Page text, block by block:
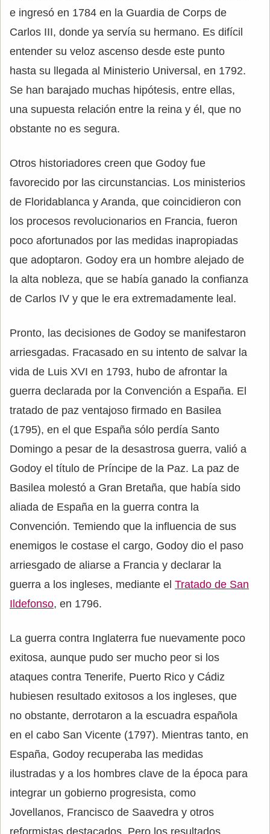
e ingresó en 1784 en la Guardia de Corps de
Carlos III, donde ya servía su hermano. Es difícil
entender su veloz ascenso desde este punto
hasta su llegada al Ministerio Universal, en 1792.
Se han barajado muchas hipótesis, entre ellas,
una supuesta relación entre la reina y él, que no
obstante no es segura.
Otros historiadores creen que Godoy fue
favorecido por las circunstancias. Los ministerios
de Floridablanca y Aranda, que coincidieron con
los procesos revolucionarios en Francia, fueron
poco afortunados por las medidas inapropiadas
que adoptaron. Godoy era un hombre alejado de
la alta nobleza, que se había ganado la confianza
de Carlos IV y que le era extremadamente leal.
Pronto, las decisiones de Godoy se manifestaron
arriesgadas. Fracasado en su intento de salvar la
vida de Luis XVI en 1793, hubo de afrontar la
guerra declarada por la Convención a España. El
tratado de paz ventajoso firmado en Basilea
(1795), en el que España sólo perdía Santo
Domingo a pesar de la desastrosa guerra, valió a
Godoy el título de Príncipe de la Paz. La paz de
Basilea molestó a Gran Bretaña, que había sido
aliada de España en la guerra contra la
Convención. Temiendo que la influencia de sus
enemigos le costase el cargo, Godoy dio el paso
arriesgado de aliarse a Francia y declarar la
guerra a los ingleses, mediante el Tratado de San
Ildefonso, en 1796.
La guerra contra Inglaterra fue nuevamente poco
exitosa, aunque pudo ser mucho peor si los
ataques contra Tenerife, Puerto Rico y Cádiz
hubiesen resultado exitosos a los ingleses, que
no obstante, derrotaron a la escuadra española
en el cabo San Vicente (1797). Mientras tanto, en
España, Godoy recuperaba las medidas
ilustradas y a los hombres clave de la época para
integrar un gobierno progresista, como
Jovellanos, Francisco de Saavedra y otros
reformistas destacados. Pero los resultados